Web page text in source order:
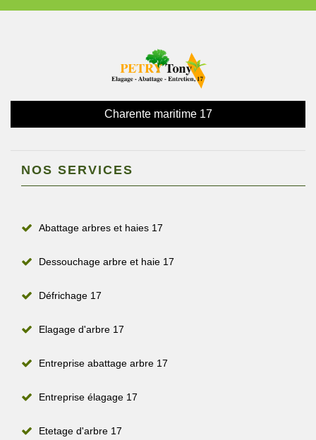
Charente maritime 17
NOS SERVICES
Abattage arbres et haies 17
Dessouchage arbre et haie 17
Défrichage 17
Elagage d'arbre 17
Entreprise abattage arbre 17
Entreprise élagage 17
Etetage d'arbre 17